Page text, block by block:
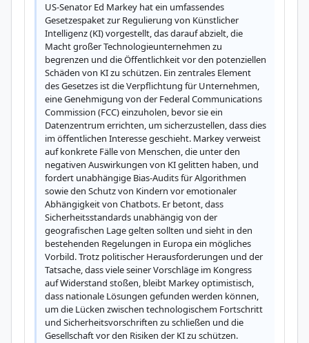
US-Senator Ed Markey hat ein umfassendes
Gesetzespaket zur Regulierung von Künstlicher
Intelligenz (KI) vorgestellt, das darauf abzielt, die
Macht großer Technologieunternehmen zu
begrenzen und die Öffentlichkeit vor den potenziellen
Schäden von KI zu schützen. Ein zentrales Element
des Gesetzes ist die Verpflichtung für Unternehmen,
eine Genehmigung von der Federal Communications
Commission (FCC) einzuholen, bevor sie ein
Datenzentrum errichten, um sicherzustellen, dass dies
im öffentlichen Interesse geschieht. Markey verweist
auf konkrete Fälle von Menschen, die unter den
negativen Auswirkungen von KI gelitten haben, und
fordert unabhängige Bias-Audits für Algorithmen
sowie den Schutz von Kindern vor emotionaler
Abhängigkeit von Chatbots. Er betont, dass
Sicherheitsstandards unabhängig von der
geografischen Lage gelten sollten und sieht in den
bestehenden Regelungen in Europa ein mögliches
Vorbild. Trotz politischer Herausforderungen und der
Tatsache, dass viele seiner Vorschläge im Kongress
auf Widerstand stoßen, bleibt Markey optimistisch,
dass nationale Lösungen gefunden werden können,
um die Lücken zwischen technologischem Fortschritt
und Sicherheitsvorschriften zu schließen und die
Gesellschaft vor den Risiken der KI zu schützen.